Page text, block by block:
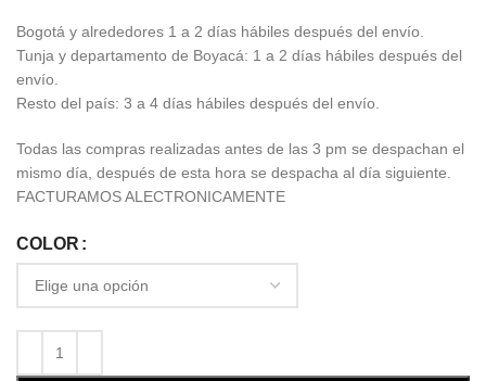
Bogotá y alrededores 1 a 2 días hábiles después del envío.
Tunja y departamento de Boyacá: 1 a 2 días hábiles después del
envío.
Resto del país: 3 a 4 días hábiles después del envío.
Todas las compras realizadas antes de las 3 pm se despachan el
mismo día, después de esta hora se despacha al día siguiente.
FACTURAMOS ALECTRONICAMENTE
COLOR